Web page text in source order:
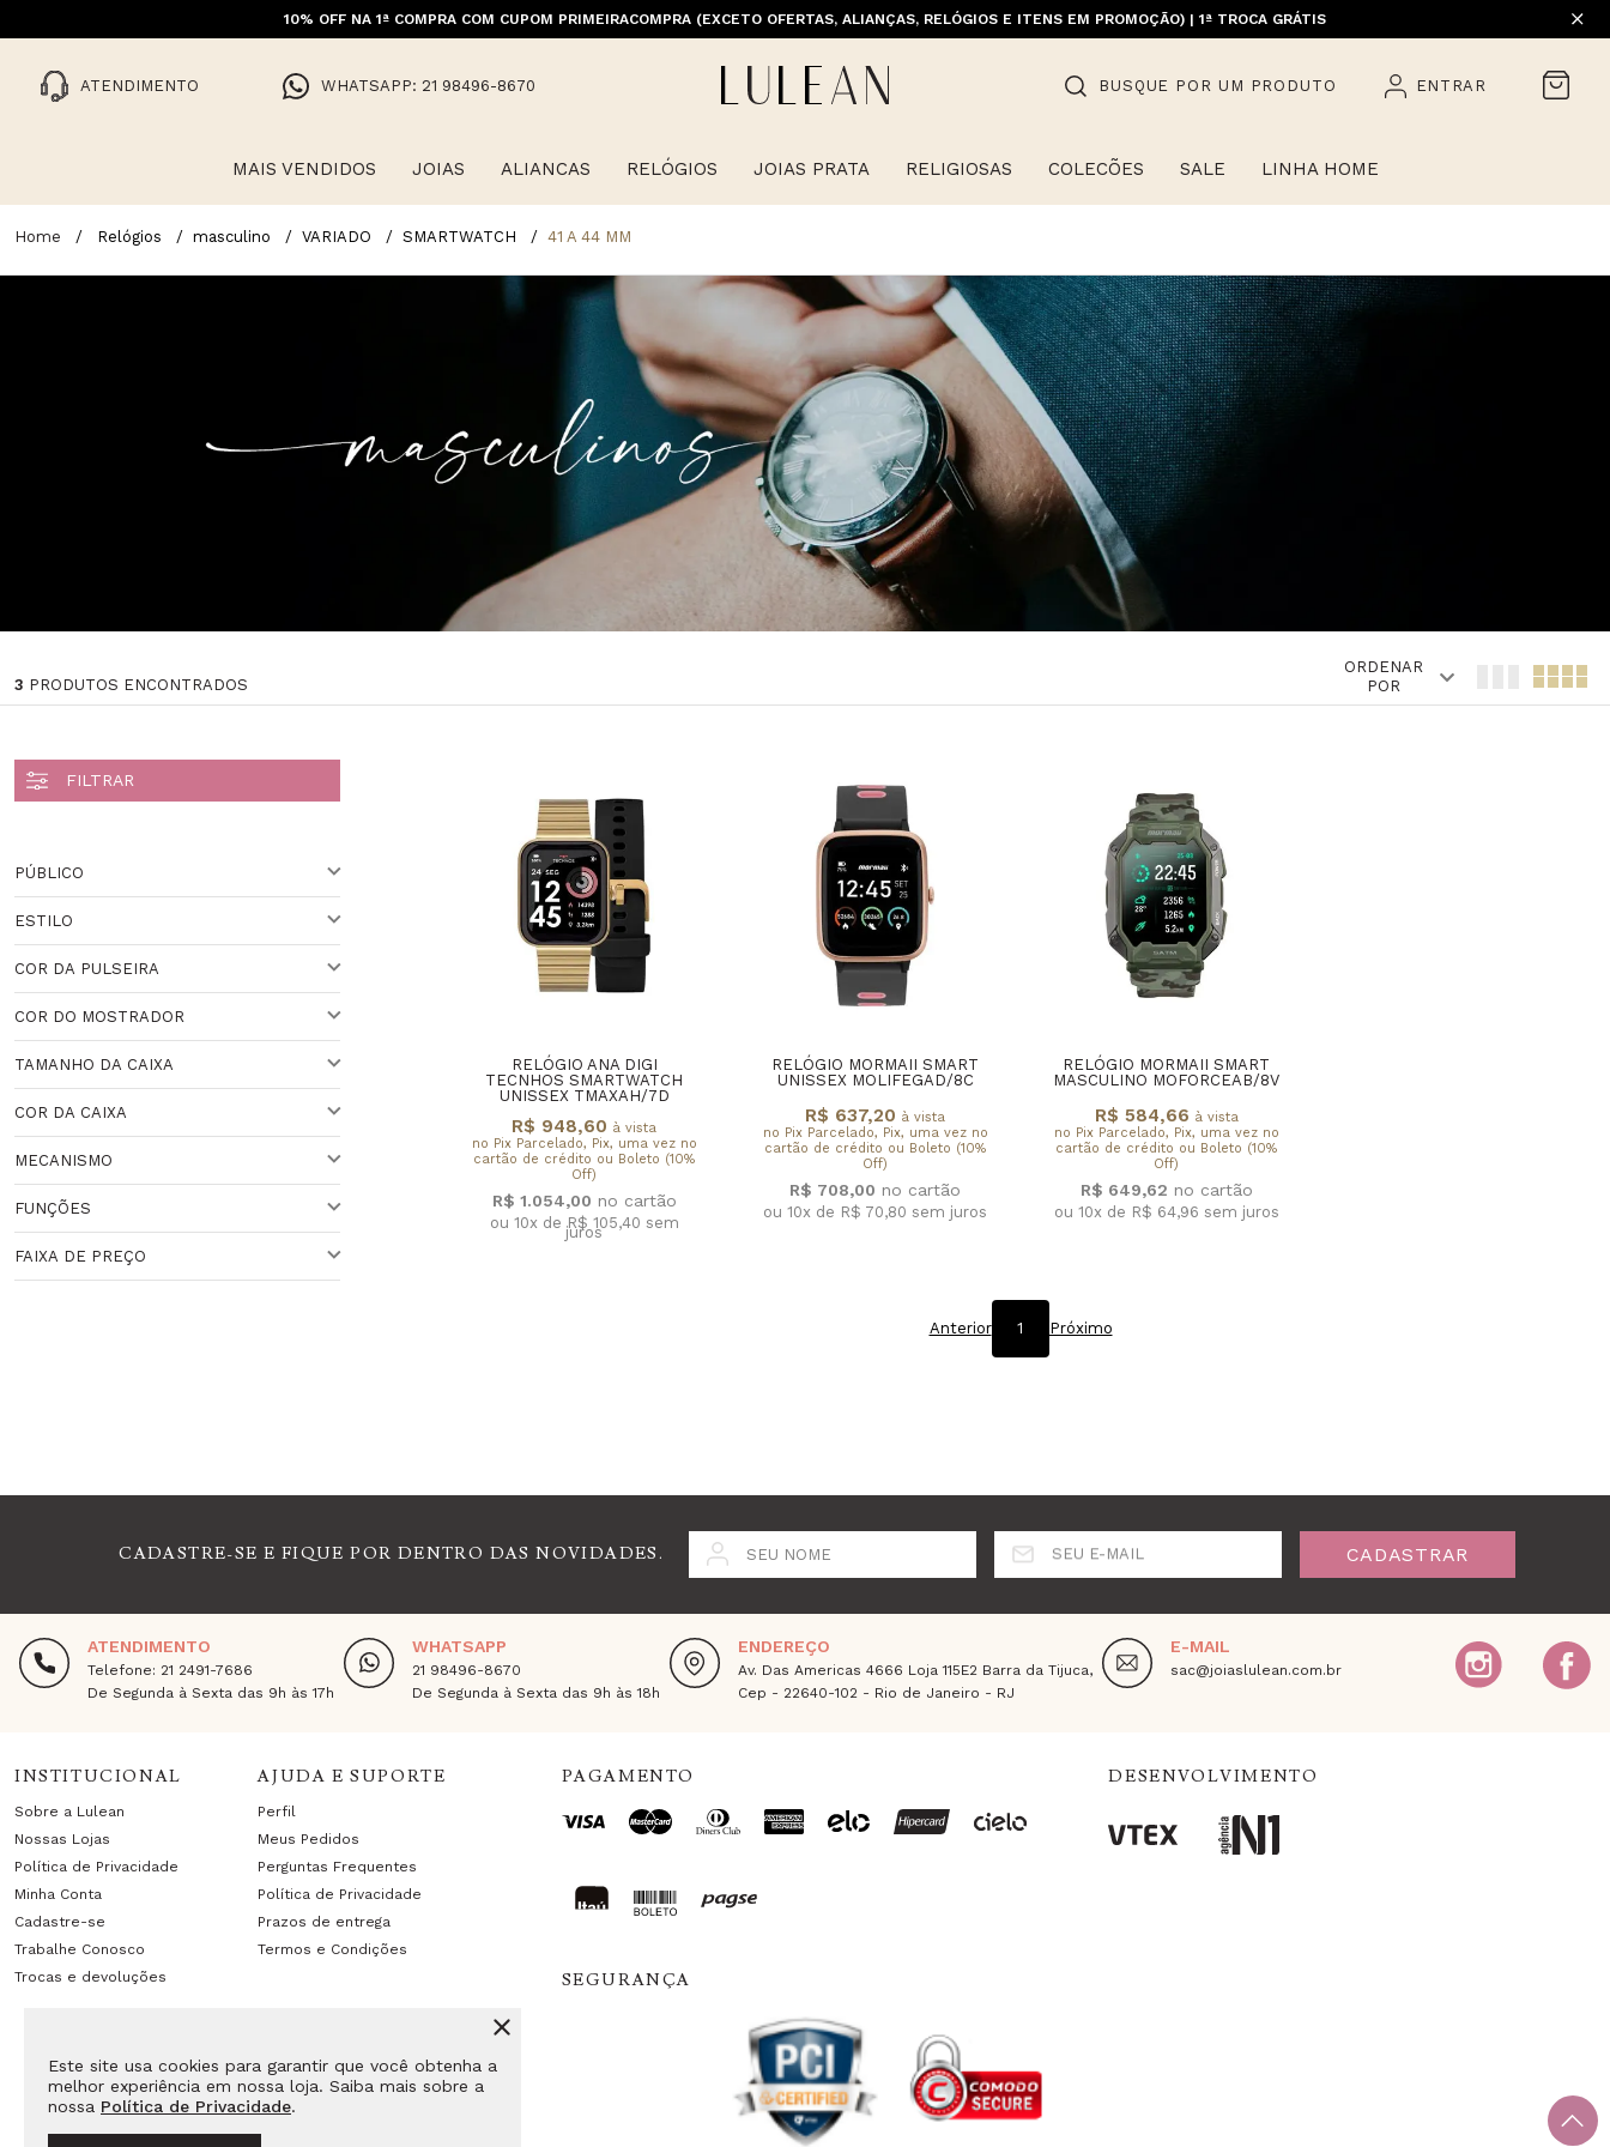
10% OFF NA 1ª COMPRA COM CUPOM PRIMEIRACOMPRA (EXCETO OFERTAS, ALIANÇAS, RELÓGIOS E ITENS EM PROMOÇÃO) | 1ª TROCA GRÁTIS
ATENDIMENTO WHATSAPP: 21 98496-8670 BUSQUE POR UM PRODUTO ENTRAR
MAIS VENDIDOS JOIAS ALIANCAS RELÓGIOS JOIAS PRATA RELIGIOSAS COLECÕES SALE LINHA HOME
Este site usa cookies para garantir que você obtenha a
melhor experiência em nossa loja. Saiba mais sobre a
nossa Política de Privacidade.
Relógios masculino VARIADO SMARTWATCH 41 A 44 MM
3 PRODUTOS ENCONTRADOS
ORDENAR
POR
PÚBLICO
ESTILO
COR DA PULSEIRA
COR DO MOSTRADOR
TAMANHO DA CAIXA
COR DA CAIXA
VARIADO
MECANISMO
SMARTWATCH
FUNÇÕES
SMARTWATCH
FAIXA DE PREÇO
RELÓGIO ANA DIGI
TECNHOS SMARTWATCH
UNISSEX TMAXAH/7D
R$ 948,60 à vista
no Pix Parcelado, Pix, uma vez no
cartão de crédito ou Boleto (10%
Off)
R$ 1.054,00
ou 10x de R$ 105,40 sem
juros
RELÓGIO MORMAII SMART
UNISSEX MOLIFEGAD/8C
R$ 637,20 à vista
no Pix Parcelado, Pix, uma vez no
cartão de crédito ou Boleto (10%
Off)
R$ 708,00
ou 10x de R$ 70,80 sem juros
RELÓGIO MORMAII SMART
MASCULINO MOFORCEAB/8V
R$ 584,66 à vista
no Pix Parcelado, Pix, uma vez no
cartão de crédito ou Boleto (10%
Off)
R$ 649,62
ou 10x de R$ 64,96 sem juros
Anterior 1 Próximo
CADASTRE-SE E FIQUE POR DENTRO DAS NOVIDADES. SEU NOME SEU E-MAIL CADASTRAR
ATENDIMENTO
Telefone: 21 2491-7686
De Segunda à Sexta das 9h às 17h
WHATSAPP
21 98496-8670
De Segunda à Sexta das 9h às 18h
ENDEREÇO
Av. Das Americas 4666 Loja 115E2 Barra da Tijuca,
Cep - 22640-102 - Rio de Janeiro - RJ
E-MAIL
sac@joiaslulean.com.br
INSTITUCIONAL
Sobre a Lulean
Nossas Lojas
Política de Privacidade
Minha Conta
Cadastre-se
Trabalhe Conosco
Trocas e devoluções
AJUDA E SUPORTE
Perfil
Meus Pedidos
Perguntas Frequentes
Política de Privacidade
Prazos de entrega
Termos e Condições
PAGAMENTO
SEGURANÇA
DESENVOLVIMENTO